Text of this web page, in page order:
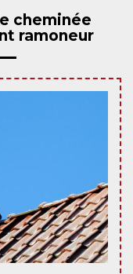
cheminée
ramoneur